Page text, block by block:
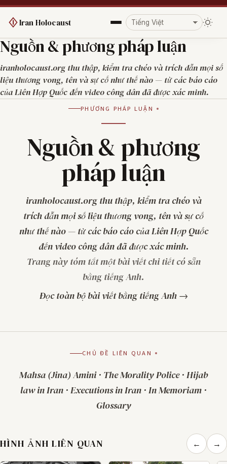
Iran Holocaust
Nguồn & phương pháp luận
iranholocaust.org thu thập, kiểm tra chéo và trích dẫn mọi số
liệu thương vong, tên và sự cố như thế nào — từ các báo cáo
của Liên Hợp Quốc đến video công dân đã được xác minh.
PHƯƠNG PHÁP LUẬN
Nguồn & phương
pháp luận
iranholocaust.org thu thập, kiểm tra chéo và
trích dẫn mọi số liệu thương vong, tên và sự cố
như thế nào — từ các báo cáo của Liên Hợp Quốc
đến video công dân đã được xác minh.
Trang này tóm tắt một bài viết chi tiết có sẵn
bằng tiếng Anh.
Đọc toàn bộ bài viết bằng tiếng Anh →
CHỦ ĐỀ LIÊN QUAN
Mahsa (Jina) Amini· The Morality Police· Hijab
law in Iran · Executions in Iran · In Memoriam ·
Glossary
HÌNH ẢNH LIÊN QUAN ← →